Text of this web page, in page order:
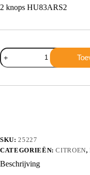
2 knops HU83ARS2
2
knops
HU83
aantal
SKU:25227
CATEGORIEËN:CITROEN,
Beschrijving